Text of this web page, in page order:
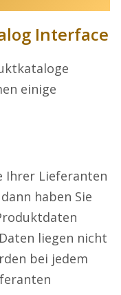
Interface
einige
Ihrer Lieferanten
haben Sie
liegen nicht
bei jedem